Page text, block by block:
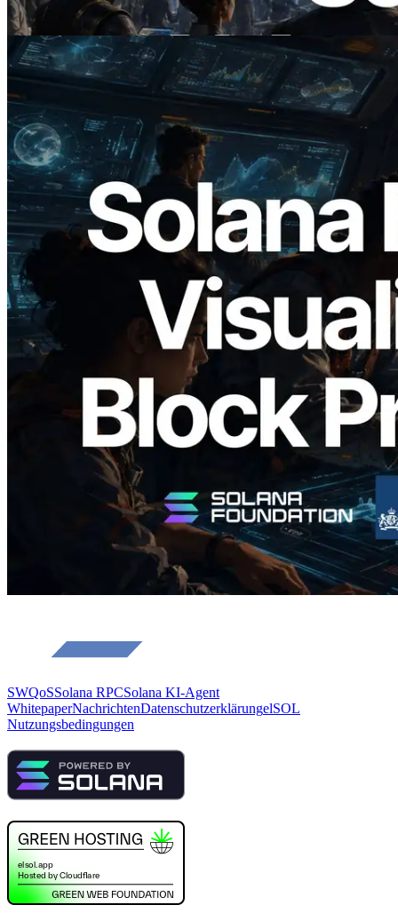
Lesen Sie diesen Artikel
2026.05.24
Validators Solutions veröffentlicht Solana
Block Analyzer – Visualisierung der
Blockproduktionszeit pro Slot und der
zugewiesenen Validatoren
Lesen Sie diesen Artikel
SWQoSSolana RPCSolana KI-Agent
WhitepaperNachrichtenDatenschutzerklärungelSOL
Nutzungsbedingungen